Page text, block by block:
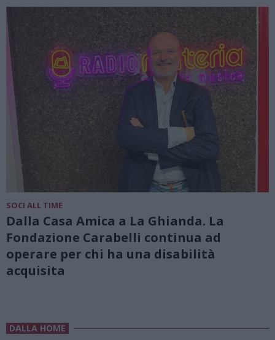
SOCI ALL TIME
Dalla Casa Amica a La Ghianda. La
Fondazione Carabelli continua ad
operare per chi ha una disabilità
acquisita
DALLA HOME